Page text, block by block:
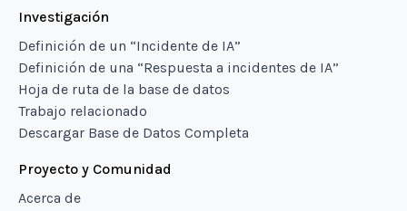
Investigación
Definición de un “Incidente de IA”
Definición de una “Respuesta a incidentes de IA”
Hoja de ruta de la base de datos
Trabajo relacionado
Descargar Base de Datos Completa
Proyecto y Comunidad
Acerca de